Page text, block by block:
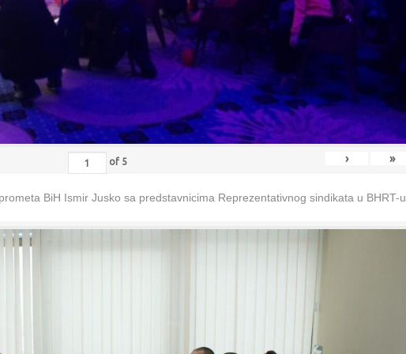
of 5 › »
BiH Ismir Jusko sa predstavnicima Reprezentativnog sindikata u BHRT-u